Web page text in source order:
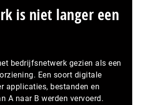
is niet langer een
bedrijfsnetwerk gezien als een
Een soort digitale
applicaties, bestanden en
A naar B werden vervoerd.